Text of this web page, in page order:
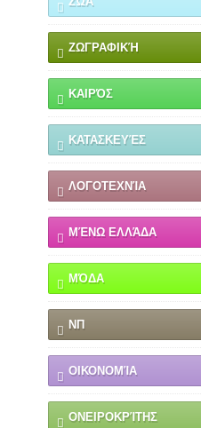
ΖΩΓΡΑΦΙΚΉ
ΚΑΙΡΌΣ
ΚΑΤΑΣΚΕΥΈΣ
ΛΟΓΟΤΕΧΝΊΑ
ΜΈΝΩ ΕΛΛΆΔΑ
ΜΌΔΑ
ΝΠ
ΟΙΚΟΝΟΜΊΑ
ΟΝΕΙΡΟΚΡΊΤΗΣ